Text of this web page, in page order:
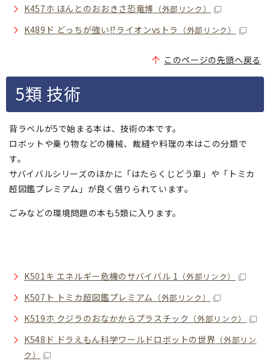
K457ホ ほんとのおおきさ恐竜博 （外部リンク）
K489ド どっちが強い!?ライオンvsトラ （外部リンク）
このページの先頭へ戻る
5類 技術
背ラベルが5で始まる本は、技術の本です。
ロボットや乗り物などの機械、裁縫や料理の本はこの分類で
す。
サバイバルシリーズのほかに「はたらくじどう車」や「トミカ
超図鑑プレミアム」が良く借りられています。
ごみなどの環境問題の本も5類に入ります。
K501キ エネルギー危機のサバイバル 1 （外部リンク）
K507ト トミカ超図鑑プレミアム （外部リンク）
K519ホ クジラのおなかからプラスチック （外部リンク）
K548ド ドラえもん科学ワールドロボットの世界 （外部リン
ク）